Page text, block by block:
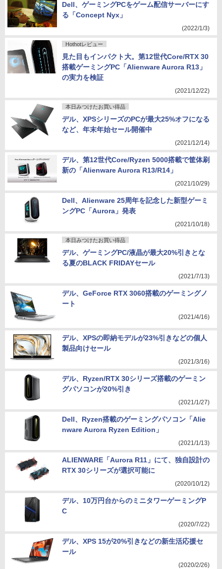
Dell、ゲーミングPCをゲーム配信サーバーにす
る「Concept Nyx」
(2022/1/3)
Hothotレビュー
見た目もインパクト大。第12世代Core/RTX 30
搭載ゲーミングPC「Alienware Aurora R13」
の実力を検証
(2021/12/22)
本日みつけたお買い得品
デル、XPSシリーズのPCが最大25%オフになる
など、年末年始セール開催中
(2021/12/14)
デル、第12世代Core/Ryzen 5000搭載で筐体刷
新の「Alienware Aurora R13/R14」
(2021/10/29)
Dell、Alienware 25周年を記念した新型ゲーミ
ングPC「Aurora」発表
(2021/10/18)
本日みつけたお買い得品
デル、ゲーミングPC/液晶が最大20%引きとな
る夏のBLACK FRIDAYセール
(2021/7/13)
デル、GeForce RTX 3060搭載のゲーミングノ
ート
(2021/4/16)
デル、XPSの即納モデルが23%引きなどの個人
製品向けセール
(2021/3/16)
デル、Ryzen/RTX 30シリーズ搭載のゲーミン
グパソコンが20%引き
(2021/1/27)
Dell、Ryzen搭載のゲーミングパソコン「Alie
nware Aurora Ryzen Edition」
(2021/1/13)
ALIENWARE「Aurora R11」にて、独自設計の
RTX 30シリーズが選択可能に
(2020/10/12)
デル、10万円台からのミニタワーゲーミングP
C
(2020/7/22)
デル、XPS 15が20%引きなどの新生活応援セ
ール
(2020/2/26)